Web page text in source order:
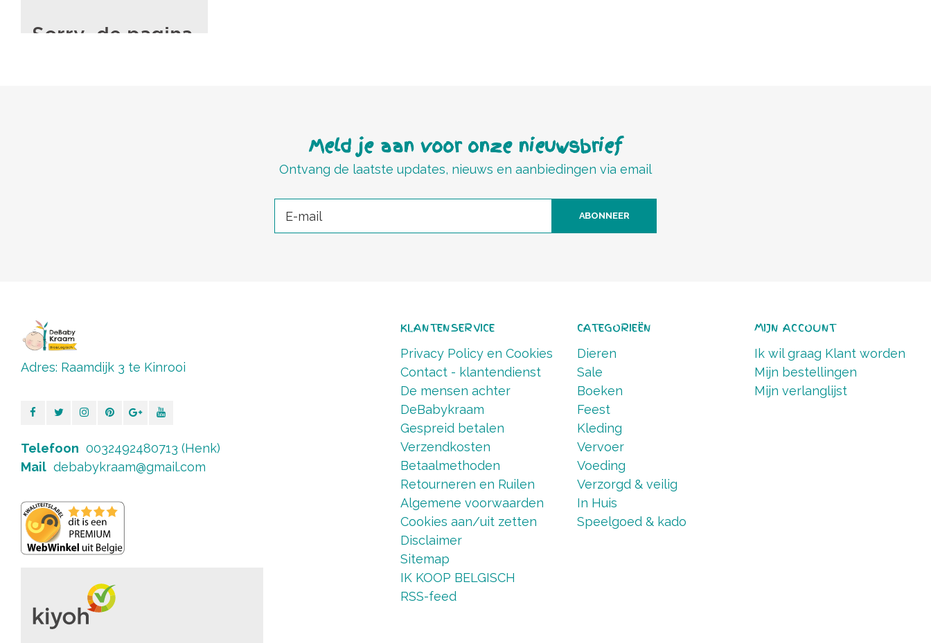
Meld je aan voor onze nieuwsbrief
Ontvang de laatste updates, nieuws en aanbiedingen via email
ABONNEER
Adres: Raamdijk 3 te Kinrooi
Telefoon 0032492480713 (Henk)
Mail debabykraam@gmail.com
KLANTENSERVICE
Privacy Policy en Cookies
Contact - klantendienst
De mensen achter
DeBabykraam
Gespreid betalen
Verzendkosten
Betaalmethoden
Retourneren en Ruilen
Algemene voorwaarden
Cookies aan/uit zetten
Disclaimer
Sitemap
IK KOOP BELGISCH
RSS-feed
CATEGORIEËN
Dieren
Sale
Boeken
Feest
Kleding
Vervoer
Voeding
Verzorgd & veilig
In Huis
Speelgoed & kado
MIJN ACCOUNT
Ik wil graag Klant worden
Mijn bestellingen
Mijn verlanglijst